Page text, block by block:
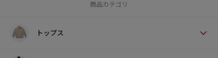
商品カテゴリ
トップス